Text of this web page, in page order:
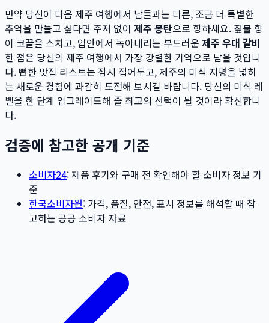
만약 당신이 다음 제주 여행에서 남들과는 다른, 조금 더 특별한
추억을 만들고 싶다면 주저 없이 제주 몽탄으로 향하세요. 짚불 향
이 코끝을 스치고, 입안에서 녹아내리는 부드러운 제주 우대 갈비
한 점은 당신의 제주 여행에서 가장 강렬한 기억으로 남을 것입니
다. 뻔한 맛집 리스트는 잠시 접어두고, 제주의 미식 지평을 넓히
는 새로운 경험에 과감히 도전해 보시길 바랍니다. 당신의 미식 레
벨을 한 단계 업그레이드해 줄 최고의 선택이 될 것이라 확신합니
다.
검증에 참고한 공개 기준
소비자24: 제품 후기와 구매 전 확인해야 할 소비자 정보 기
준
한국소비자원: 가격, 품질, 안전, 표시 정보를 해석할 때 참
고하는 공공 소비자 자료